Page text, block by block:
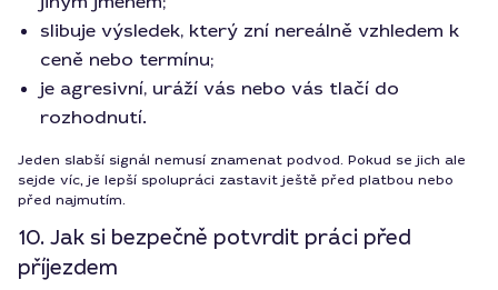
slibuje výsledek, který zní nereálně vzhledem k
ceně nebo termínu;
je agresivní, uráží vás nebo vás tlačí do
rozhodnutí.
Jeden slabší signál nemusí znamenat podvod. Pokud se jich ale
sejde víc, je lepší spolupráci zastavit ještě před platbou nebo
před najmutím.
10. Jak si bezpečně potvrdit práci před
příjezdem